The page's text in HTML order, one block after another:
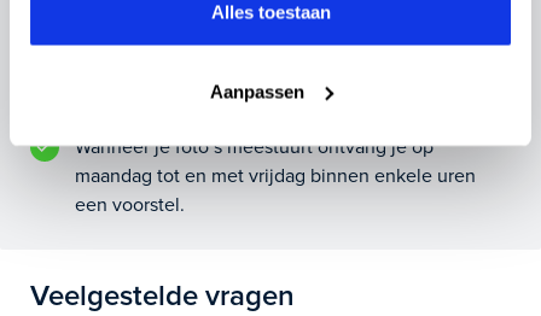
Alles toestaan
Aanpassen
Wanneer je foto’s meestuurt ontvang je op
maandag tot en met vrijdag binnen enkele uren
een voorstel.
Veelgestelde vragen